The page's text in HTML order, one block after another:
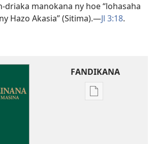
driaka manokana ny hoe “lohasaha
Hazo Akasia” (Sitima).​—Jl 3:18.
FANDIKANA
Fandikana